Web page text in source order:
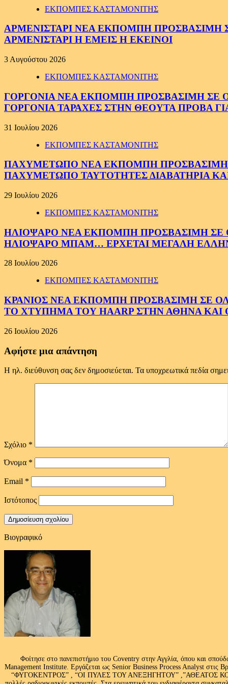
ΕΚΠΟΜΠΕΣ ΚΑΣΤΑΜΟΝΙΤΗΣ
ΑΡΜΕΝΙΣΤΑΡΙ ΝΕΑ ΕΚΠΟΜΠΗ ΠΡΟΣΒΑΣΙΜΗ
ΑΡΜΕΝΙΣΤΑΡΙ Η ΕΜΕΙΣ Η ΕΚΕΙΝΟΙ
3 Αυγούστου 2026
ΕΚΠΟΜΠΕΣ ΚΑΣΤΑΜΟΝΙΤΗΣ
ΓΟΡΓΟΝΙΑ ΝΕΑ ΕΚΠΟΜΠΗ ΠΡΟΣΒΑΣΙΜΗ ΣΕ
ΓΟΡΓΟΝΙΑ ΤΑΡΑΧΕΣ ΣΤΗΝ ΘΕΟΥΤΑ ΠΡΟΒΑ
31 Ιουλίου 2026
ΕΚΠΟΜΠΕΣ ΚΑΣΤΑΜΟΝΙΤΗΣ
ΠΑΧΥΜΕΤΩΠΟ ΝΕΑ ΕΚΠΟΜΠΗ ΠΡΟΣΒΑΣΙΜΗ
ΠΑΧΥΜΕΤΩΠΟ ΤΑΥΤΟΤΗΤΕΣ ΔΙΑΒΑΤΗΡΙΑ
29 Ιουλίου 2026
ΕΚΠΟΜΠΕΣ ΚΑΣΤΑΜΟΝΙΤΗΣ
ΗΛΙΟΨΑΡΟ ΝΕΑ ΕΚΠΟΜΠΗ ΠΡΟΣΒΑΣΙΜΗ ΣΕ
ΗΛΙΟΨΑΡΟ ΜΠΑΜ… ΕΡΧΕΤΑΙ ΜΕΓΑΛΗ
28 Ιουλίου 2026
ΕΚΠΟΜΠΕΣ ΚΑΣΤΑΜΟΝΙΤΗΣ
ΚΡΑΝΙΟΣ ΝΕΑ ΕΚΠΟΜΠΗ ΠΡΟΣΒΑΣΙΜΗ ΣΕ
ΤΟ ΧΤΥΠΗΜΑ ΤΟΥ HAARP ΣΤΗΝ ΑΘΗΝΑ
26 Ιουλίου 2026
Αφήστε μια απάντηση
Η ηλ. διεύθυνση σας δεν δημοσιεύεται. Τα υποχρεωτικά πεδία
Σχόλιο *
Όνομα *
Email *
Ιστότοπος
Βιογραφικό
Φοίτησε στο πανεπιστήμιο του Coventry στην Αγγλία, όπου και
Management Institute. Εργάζεται ως Senior Business Process Analyst στις
“ΦΥΓΟΚΕΝΤΡΟΣ” , “ΟΙ ΠΥΛΕΣ ΤΟΥ ΑΝΕΞΗΓΗΤΟΥ” ,”ΑΘΕΑΤΟΣ